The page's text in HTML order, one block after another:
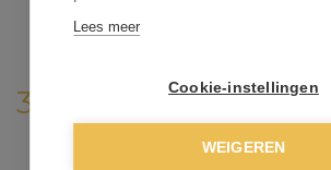
3665 AS
Lees meer
Cookie-instellingen
WEIGEREN